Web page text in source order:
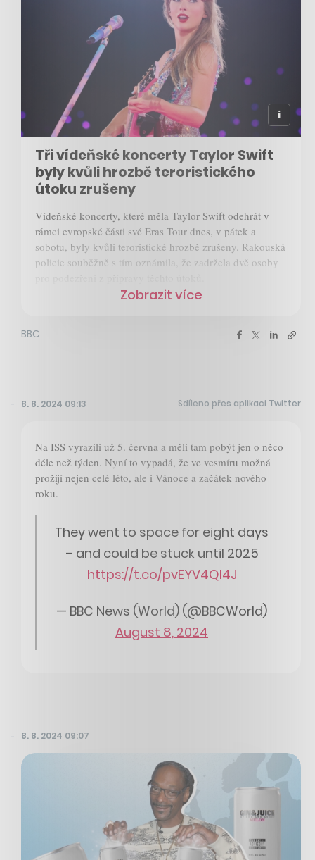
Tři vídeňské koncerty Taylor Swift
byly kvůli hrozbě teroristického
útoku zrušeny
Vídeňské koncerty, které měla Taylor Swift odehrát v
rámci evropské části své Eras Tour dnes, v pátek a
sobotu, byly kvůli teroristické hrozbě zrušeny. Rakouská
policie souběžně s tím oznámila, že zadržela dvě osoby
Zobrazit více
BBC
8. 8. 2024 09:13 Sdíleno přes aplikaci Twitter
Na ISS vyrazili už 5. června a měli tam pobýt jen o něco
déle než týden. Nyní to vypadá, že ve vesmíru možná
prožijí nejen celé léto, ale i Vánoce a začátek nového
roku.
They went to space for eight days
– and could be stuck until 2025
https://t.co/pvEYV4QI4J
— BBC News (World) (@BBCWorld)
August 8, 2024
8. 8. 2024 09:07